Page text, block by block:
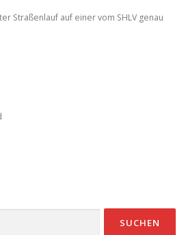
Straßenlauf auf einer vom SHLV genau